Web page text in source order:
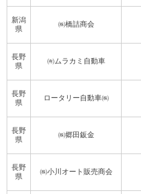
新潟
県
㈱橋詰商会
長野
県
㈲ムラカミ自動車
長野
県
ロータリー自動車㈱
長野
県
㈱郷田鈑金
長野
県
㈱小川オート販売商会